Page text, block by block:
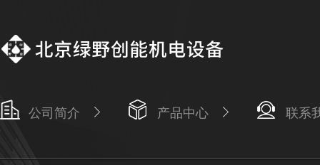
公司简介 产品中心 联系